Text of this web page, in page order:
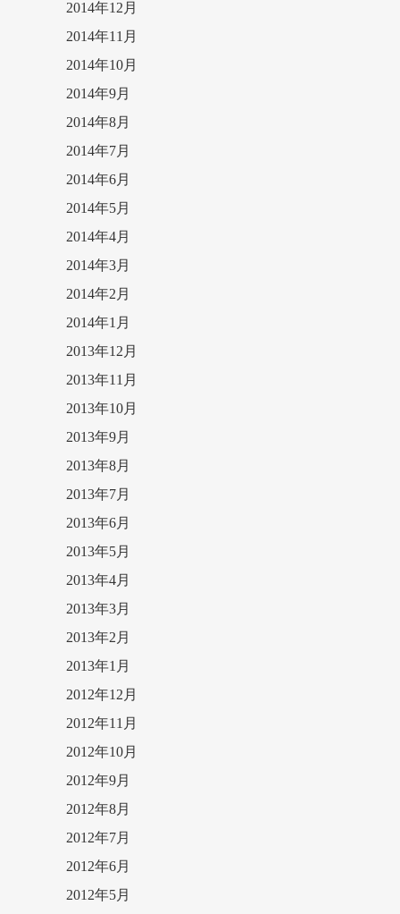
2014年12月
2014年11月
2014年10月
2014年9月
2014年8月
2014年7月
2014年6月
2014年5月
2014年4月
2014年3月
2014年2月
2014年1月
2013年12月
2013年11月
2013年10月
2013年9月
2013年8月
2013年7月
2013年6月
2013年5月
2013年4月
2013年3月
2013年2月
2013年1月
2012年12月
2012年11月
2012年10月
2012年9月
2012年8月
2012年7月
2012年6月
2012年5月